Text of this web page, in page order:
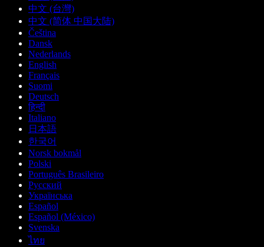
中文 (台灣)
中文 (简体 中国大陆)
Čeština
Dansk
Nederlands
English
Français
Suomi
Deutsch
हिन्दी
Italiano
日本語
한국어
Norsk bokmål
Polski
Português Brasileiro
Русский
Українська
Español
Español (México)
Svenska
ไทย